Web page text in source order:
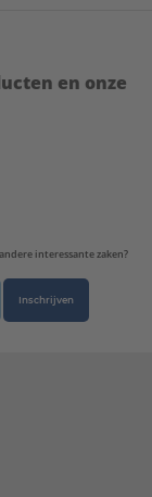
en onze
interessante zaken?
Inschrijven